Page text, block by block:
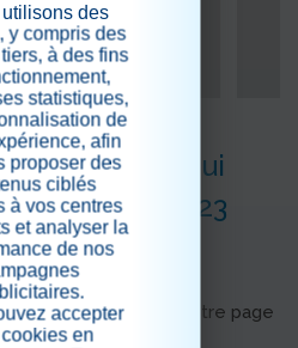
première qui
dès 2023
chaine You tube et notre page
VIE.
des
y compris des
à des fins
statistiques,
de
afin
proposer des
ciblés
à vos centres
et analyser la
de nos
accepter
en